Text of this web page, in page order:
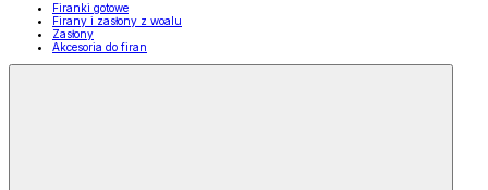
Firanki gotowe
Firany i zasłony z woalu
Zasłony
Akcesoria do firan